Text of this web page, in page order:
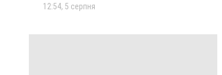
12:54, 5 серпня